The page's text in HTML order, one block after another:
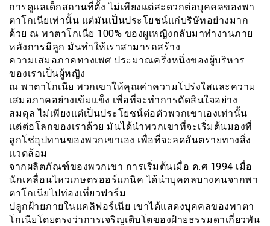
การดูแลเด็กสถานที่ตั้ง ไม่เพียงแต่สะดวกต่อบุคคลของพา
ตาโกเนียเท่านั้น แต่มันเป็นประโยชน์แก่บริษัทอย่างมาก
ด้วย ณ พาตาโกเนีย 100% ของผูเหญิงกลับมาทำงานภาย
หลังการมีลูก มันทำให้เราสามารถสร้าง
ความเสมอภาคทางเพศ ประมาณครึ่งหนึ่งของผู้บริหาร
ของเราเป็นผู้หญิง
ณ พาตาโกเนีย พวกเขาให้คุณค่าความโปร่งใสและความ
เสมอภาคอย่างเข้มแข็ง เพื่อที่จะทำการตัดสินใจอย่าง
สมดุล ไม่เพียงแต่เป็นประโยชน์ต่อตัวพวกเขาเองเท่านั้น
เเต่ต่อโลกของเราด้วย มันได้นำพวกเขาที่จะเริ่มต้นมองที่
ลูกโช่อุปทานของพวกเขาเอง เพื่อที่จะลดอันตรายทางสิ่ง
เเวดล้อม
จากผลิตภัณฑ์ของพวกเขา การเริ่มต้นเมื่อ ค.ศ 1994 เมื่อ
นักเคลื่อนไหวเกษตรออร์แกนิค ได้นำบุคคลบางคนจากพา
ตาโกเนียไปท่องเที่ยวฟาร์ม
ปลูกฝ้ายภายในแคลิฟอร์เนีย เขาได้แสดงบุคคลของพาตา
โกเนียโดยตรงว่าการเจริญเติบโตของฝ้ายธรรมดาเกี่ยวพัน